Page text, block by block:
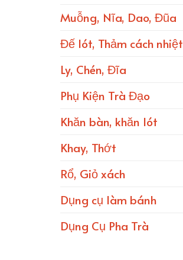
Muỗng, Nĩa, Dao, Đũa
Đế lót, Thảm cách nhiệt
Ly, Chén, Đĩa
Phụ Kiện Trà Đạo
Khăn bàn, khăn lót
Khay, Thớt
Rổ, Giỏ xách
Dụng cụ làm bánh
Dụng Cụ Pha Trà